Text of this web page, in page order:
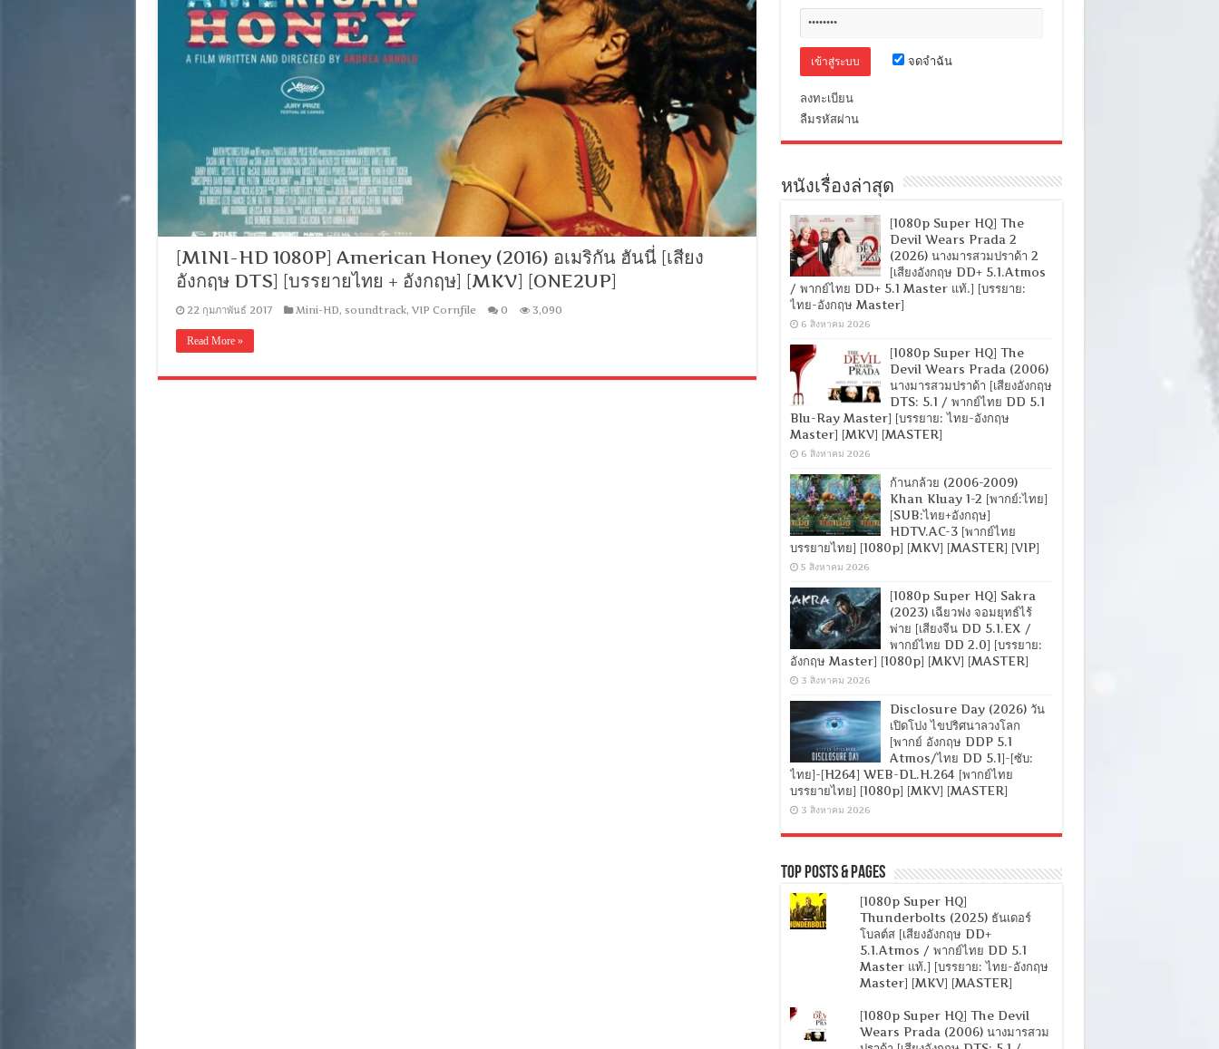
[MINI-HD 1080P] American Honey (2016) อเมริกัน ฮันนี่ [เสียง
อังกฤษ DTS] [บรรยายไทย + อังกฤษ] [MKV] [ONE2UP]
22 กุมภาพันธ์ 2017 Mini-HD, soundtrack, VIP Cornfile 0 3,090
Read More »
จดจำฉัน
ลงทะเบียน
ลืมรหัสผ่าน
หนังเรื่องล่าสุด
[1080p Super HQ] The
Devil Wears Prada 2
(2026) นางมารสวมปราด้า 2
[เสียงอังกฤษ DD+ 5.1.Atmos
/ พากย์ไทย DD+ 5.1 Master แท้.] [บรรยาย:
ไทย-อังกฤษ Master]
6 สิงหาคม 2026
[1080p Super HQ] The
Devil Wears Prada (2006)
นางมารสวมปราด้า [เสียงอังกฤษ
DTS: 5.1 / พากย์ไทย DD 5.1
Blu-Ray Master] [บรรยาย: ไทย-อังกฤษ
Master] [MKV] [MASTER]
6 สิงหาคม 2026
ก้านกล้วย (2006-2009)
Khan Kluay 1-2 [พากย์:ไทย]
[SUB:ไทย+อังกฤษ]
HDTV.AC-3 [พากย์ไทย
บรรยายไทย] [1080p] [MKV] [MASTER] [VIP]
5 สิงหาคม 2026
[1080p Super HQ] Sakra
(2023) เฉียวฟง จอมยุทธ์ไร้
พ่าย [เสียงจีน DD 5.1.EX /
พากย์ไทย DD 2.0] [บรรยาย:
อังกฤษ Master] [1080p] [MKV] [MASTER]
3 สิงหาคม 2026
Disclosure Day (2026) วัน
เปิดโปง ไขปริศนาลวงโลก
[พากย์ อังกฤษ DDP 5.1
Atmos/ไทย DD 5.1]-[ซับ:
ไทย]-[H264] WEB-DL.H.264 [พากย์ไทย
บรรยายไทย] [1080p] [MKV] [MASTER]
3 สิงหาคม 2026
Top Posts & Pages
[1080p Super HQ]
Thunderbolts (2025) ธันเดอร์
โบลต์ส [เสียงอังกฤษ DD+
5.1.Atmos / พากย์ไทย DD 5.1
Master แท้.] [บรรยาย: ไทย-อังกฤษ
Master] [MKV] [MASTER]
[1080p Super HQ] The Devil
Wears Prada (2006) นางมารสวม